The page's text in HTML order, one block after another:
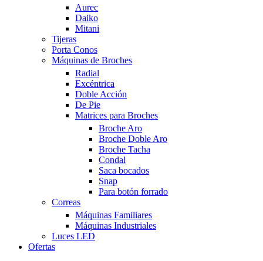
Aurec
Daiko
Mitani
Tijeras
Porta Conos
Máquinas de Broches
Radial
Excéntrica
Doble Acción
De Pie
Matrices para Broches
Broche Aro
Broche Doble Aro
Broche Tacha
Condal
Saca bocados
Snap
Para botón forrado
Correas
Máquinas Familiares
Máquinas Industriales
Luces LED
Ofertas